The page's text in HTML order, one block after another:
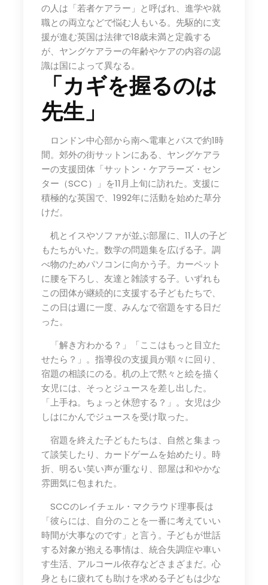
の人は「若者ケアラー」と呼ばれ、進学や就
職との両立などで悩む人もいる。先駆的に支
援が進む英国は法律で18歳未満と定義する
が、ヤングケアラーの年齢やケアの内容の認
識は国によって異なる。
「カギを握るのは
先生」
ロンドン中心部から南へ電車とバスで約1時
間。郊外の街サットンにある、ヤングケアラ
ーの支援団体「サットン・ケアラーズ・セン
ター（SCC）」を11月上旬に訪れた。支援に
積極的な英国で、1992年に活動を始めた草分
けだ。
机とイスやソファが並ぶ部屋に、11人の子ど
もたちがいた。数学の問題集を広げる子。調
べ物のためパソコンに向かう子。カーペット
に腰を下ろし、友達と雑談する子。いずれも
この団体が継続的に支援する子どもたちで、
この日は週に一度、みんなで宿題をする日だ
った。
「解き方わかる？」「ここはもっと目立た
せたら？」。指導役の支援員が順々に回り、
宿題の相談にのる。机の上で黙々と絵を描く
女児には、そっとジュースを差し出した。
「上手ね。ちょっと休憩する？」。女児は少
しはにかんでジュースを受け取った。
宿題を終えた子どもたちは、自然と集まっ
て談笑したり、カードゲームを始めたり。時
折、明るい笑い声が重なり、部屋は和やかな
雰囲気に包まれた。
SCCのレイチェル・マクラウド理事長は
「彼らには、自分のことを一番に考えていい
時間が大事なのです」と言う。子どもが世話
する対象が抱える事情は、統合失調症や車い
す生活、アルコール依存などさまざまだ。心
身ともに疲れても助けを求める子どもは少な